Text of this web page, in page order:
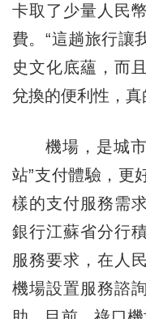
卡取了少量人民
費。“這趟旅行讓
史文化底蘊，而
兌換的便利性，真
機場，是城市
站”支付體驗，更
樣的支付服務需
銀行江蘇省分行
服務要求，在人
機場設置服務諮